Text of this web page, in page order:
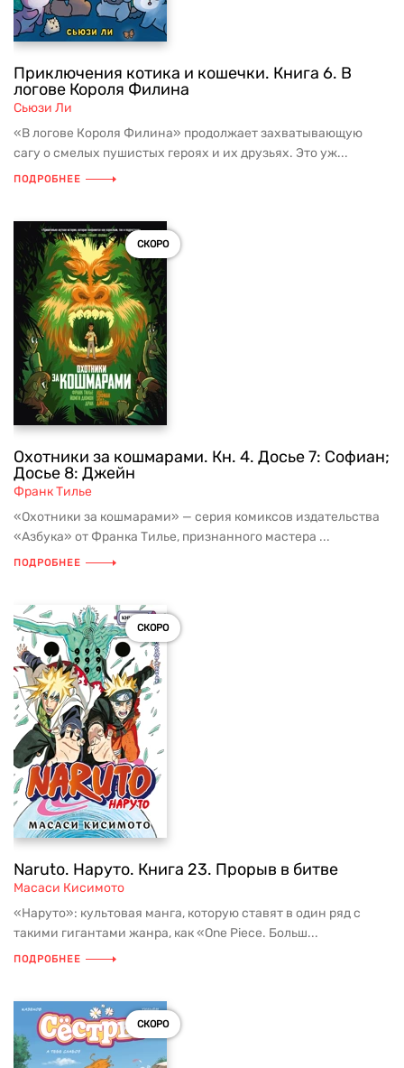
Приключения котика и кошечки. Книга 6. В
логове Короля Филина
Сьюзи Ли
«В логове Короля Филина» продолжает захватывающую
сагу о смелых пушистых героях и их друзьях. Это уж...
ПОДРОБНЕЕ
СКОРО
Охотники за кошмарами. Кн. 4. Досье 7: Софиан;
Досье 8: Джейн
Франк Тилье
«Охотники за кошмарами» — серия комиксов издательства
«Азбука» от Франка Тилье, признанного мастера ...
ПОДРОБНЕЕ
СКОРО
Naruto. Наруто. Книга 23. Прорыв в битве
Масаси Кисимото
«Наруто»: культовая манга, которую ставят в один ряд с
такими гигантами жанра, как «One Piece. Больш...
ПОДРОБНЕЕ
СКОРО